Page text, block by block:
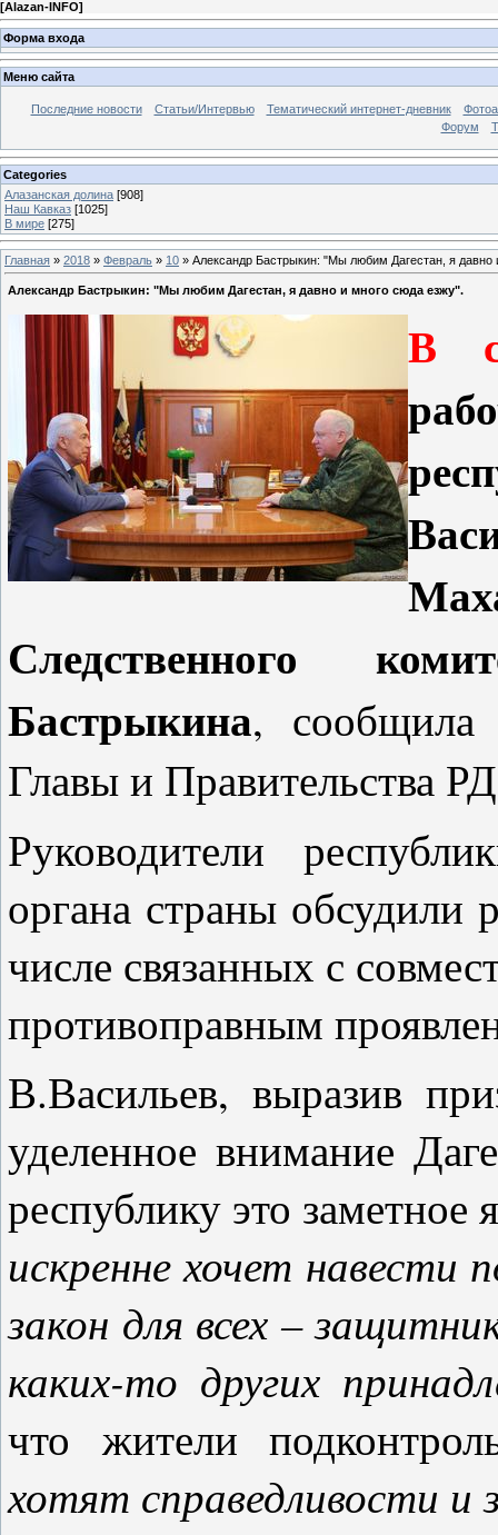
[Alazan-INFO]
Форма входа
Меню сайта
Последние новости Статьи/Интервью Тематический интернет-дневник
Форум
Categories
Алазанская долина [908]
Наш Кавказ [1025]
В мире [275]
Главная » 2018 » Февраль » 10 » Александр Бастрыкин: "Мы любим Дагестан, я давно
Александр Бастрыкин: "Мы любим Дагестан, я давно и много сюда езжу".
В
Следственного
Бастрыкина, сообщила
Главы и Правительства
Руководители
органа страны обсудили
числе связанных с
противоправным
В.Васильев, выразив
уделенное внимание
республику это
искренне хочет
закон для всех –
каких-то других
что жители
хотят справедливости и